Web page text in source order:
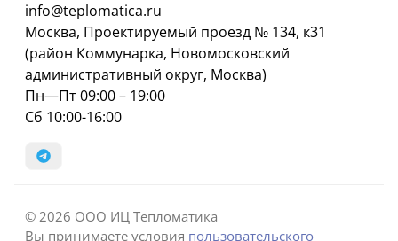
info@teplomatica.ru
Москва, Проектируемый проезд № 134, к31
(район Коммунарка, Новомосковский
административный округ, Москва)
Пн—Пт 09:00 – 19:00
Сб 10:00-16:00
© 2026 ООО ИЦ Тепломатика
Вы принимаете условия пользовательского